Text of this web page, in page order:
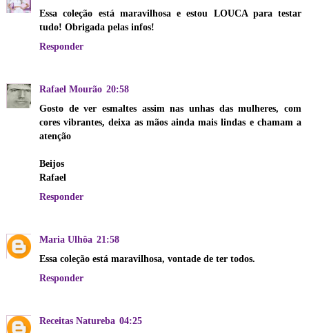
Essa coleção está maravilhosa e estou LOUCA para testar
tudo! Obrigada pelas infos!
Responder
Rafael Mourão 20:58
Gosto de ver esmaltes assim nas unhas das mulheres, com
cores vibrantes, deixa as mãos ainda mais lindas e chamam a
atenção
Beijos
Rafael
Responder
Maria Ulhôa 21:58
Essa coleção está maravilhosa, vontade de ter todos.
Responder
Receitas Natureba 04:25